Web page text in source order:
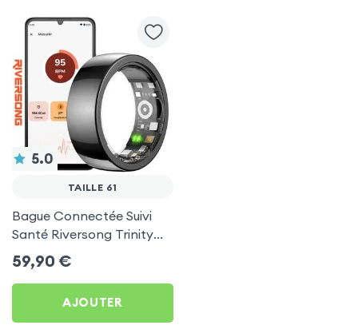
5.0
TAILLE 61
Bague Connectée Suivi
Santé Riversong Trinity
Noir - Anneau Connecté
Étanche IP68
59,90 €
AJOUTER